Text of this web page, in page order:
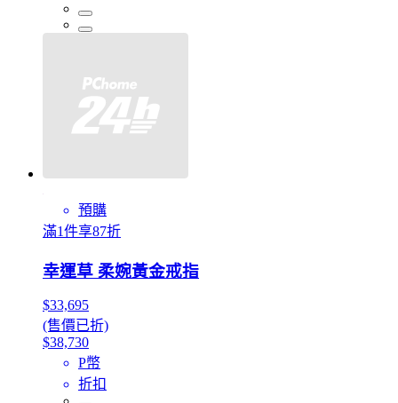
預購
滿1件享87折
幸運草 柔婉黃金戒指
$33,695
(售價已折)
$38,730
P幣
折扣